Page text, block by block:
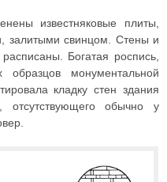
известняковые плиты,
залитыми свинцом. Стены и
Богатая роспись,
монументальной
кладку стен здания
отсутствующего обычно у